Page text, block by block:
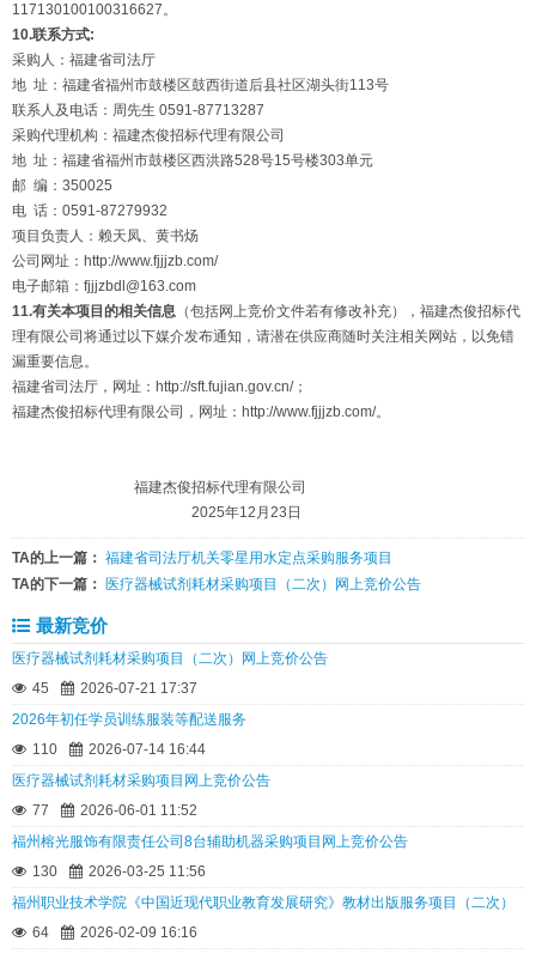
117130100100316627。
10.联系方式:
采购人：福建省司法厅
地 址：福建省福州市鼓楼区鼓西街道后县社区湖头街113号
联系人及电话：周先生 0591-87713287
采购代理机构：福建杰俊招标代理有限公司
地 址：福建省福州市鼓楼区西洪路528号15号楼303单元
邮 编：350025
电 话：0591-87279932
项目负责人：赖天凤、黄书炀
公司网址：http://www.fjjjzb.com/
电子邮箱：fjjjzbdl@163.com
11.有关本项目的相关信息 （包括网上竞价文件若有修改补充），福建杰俊招标代
理有限公司将通过以下媒介发布通知，请潜在供应商随时关注相关网站，以免错
漏重要信息。
福建省司法厅，网址：http://sft.fujian.gov.cn/；
福建杰俊招标代理有限公司，网址：http://www.fjjjzb.com/。
福建杰俊招标代理有限公司
2025年12月23日
TA的上一篇： 福建省司法厅机关零星用水定点采购服务项目
TA的下一篇：
医疗器械试剂耗材采购项目（二次）网上竞价公告
最新竞价
医疗器械试剂耗材采购项目（二次）网上竞价公告
45
2026-07-21 17:37
2026年初任学员训练服装等配送服务
110
2026-07-14 16:44
医疗器械试剂耗材采购项目网上竞价公告
77
2026-06-01 11:52
福州榕光服饰有限责任公司8台辅助机器采购项目网上竞价公告
130
2026-03-25 11:56
福州职业技术学院《中国近现代职业教育发展研究》教材出版服务项目（二次）
64
2026-02-09 16:16